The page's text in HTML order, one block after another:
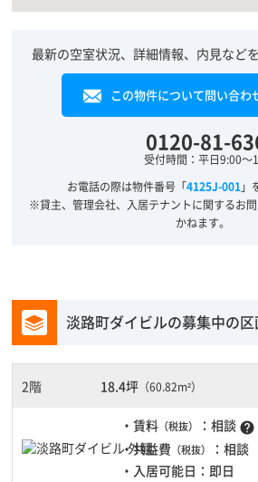
最新の空室状況、詳細情報、内見など
この物件について問い合わ
0120-81-
受付時間：平日9:00～
お電話の際は物件番号「4125J-001」
※貸主、管理会社、入居テナントに関するお
かねます。
淡路町ダイビルの募集中の区
2階 18.4坪（60.82m²）
・賃料 （税抜） ：相談 help
・共益費 （税抜）
：相談
・入居可能日：即日